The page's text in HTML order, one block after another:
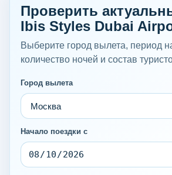
Проверить
Ibis Styles Dubai
Выберите город вылета, период
количество ночей и состав
Город вылета
Начало поездки с